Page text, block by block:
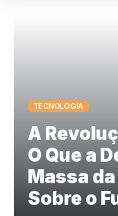
TECNOLOGIA
A
O Que a
Massa
Sobre o